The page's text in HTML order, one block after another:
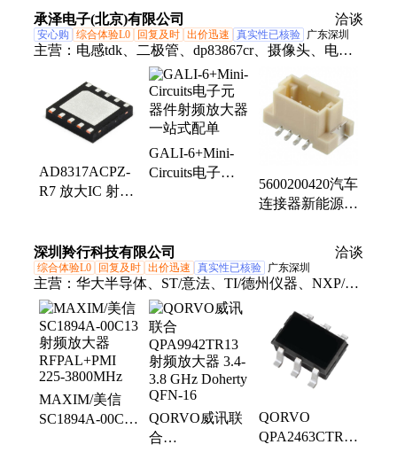
SMD 批次21+
封装32-QFN
5GHz ~ 20GHz
承泽电子(北京)有限公司 洽谈
安心购 综合体验L0 回复及时 出价迅速 真实性已核验 广东深圳
主营： 电感tdk、二极管、dp83867cr、摄像头、电压
ldo、lm5156-q1、以太网、收发器、缓冲器、控制
器、vin汽车、lm5155-q1、aosaod410、摄像机、电流
ddr、监控器、aosao4422、tps784-q1、1ps79sb30、
tlv702-q1、驱动器、稳压器、bss138lt1g、连接器、端
AD8317ACPZ-
R7 放大IC 射频
GALI-6+Mini-
Circuits电子元
5600200420汽车
连接器新能源工
MOLEX莫仕
深圳羚行科技有限公司 洽谈
综合体验L0 回复及时 出价迅速 真实性已核验 广东深圳
主营： 华大半导体、ST/意法、TI/德州仪器、NXP/恩
智浦、LINEAR/凌特、ROHM/罗姆、集成电路IC、
单片机、微控制器、连接器、电子元件、电源管理芯
片
MAXIM/美信
SC1894A-00C13
QORVO威讯联
合
QORVO
QPA2463CTR7